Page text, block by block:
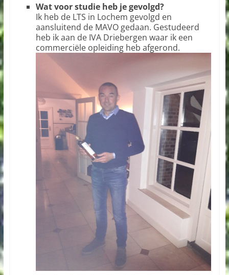
Wat voor studie heb je gevolgd?
Ik heb de LTS in Lochem gevolgd en
aansluitend de MAVO gedaan. Gestudeerd
heb ik aan de IVA Driebergen waar ik een
commerciële opleiding heb afgerond.